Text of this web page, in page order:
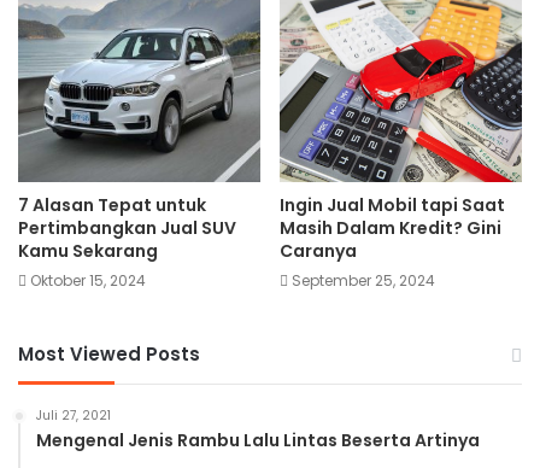
7 Alasan Tepat untuk
Pertimbangkan Jual SUV
Kamu Sekarang
Oktober 15, 2024
Ingin Jual Mobil tapi Saat
Masih Dalam Kredit? Gini
Caranya
September 25, 2024
Most Viewed Posts
Juli 27, 2021
Mengenal Jenis Rambu Lalu Lintas Beserta Artinya